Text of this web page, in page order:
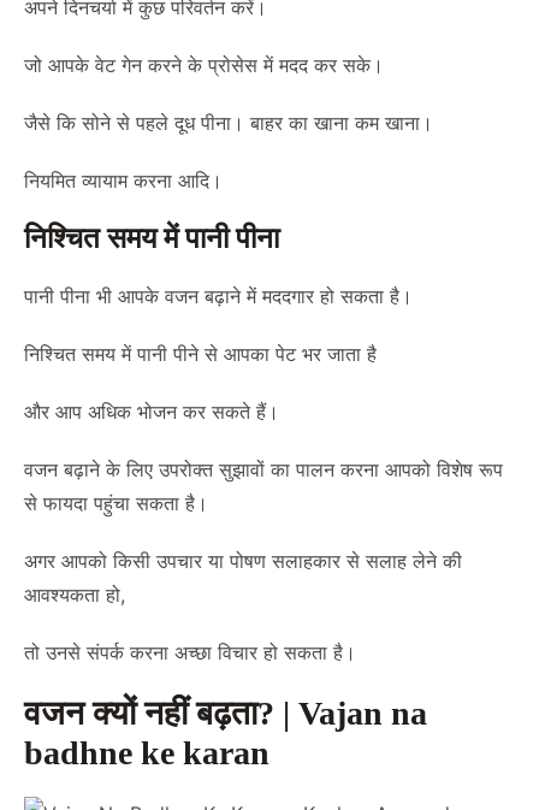
अपने दिनचर्या में कुछ परिवर्तन करें।
जो आपके वेट गेन करने के प्रोसेस में मदद कर सके।
जैसे कि सोने से पहले दूध पीना। बाहर का खाना कम खाना।
नियमित व्यायाम करना आदि।
निश्चित समय में पानी पीना
पानी पीना भी आपके वजन बढ़ाने में मददगार हो सकता है।
निश्चित समय में पानी पीने से आपका पेट भर जाता है
और आप अधिक भोजन कर सकते हैं।
वजन बढ़ाने के लिए उपरोक्त सुझावों का पालन करना आपको विशेष रूप
से फायदा पहुंचा सकता है।
अगर आपको किसी उपचार या पोषण सलाहकार से सलाह लेने की
आवश्यकता हो,
तो उनसे संपर्क करना अच्छा विचार हो सकता है।
वजन क्यों नहीं बढ़ता? | Vajan na
badhne ke karan